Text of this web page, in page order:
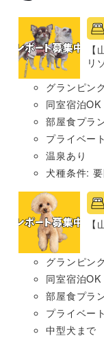
リ
グランピン
同室宿泊OK
部屋食プラ
プライベー
温泉あり
犬種条件:
【
グランピン
同室宿泊OK
部屋食プラ
プライベー
中型犬まで